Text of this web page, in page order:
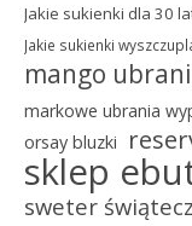
Jakie sukienki dla 30
Jakie sukienki
mango
markowe ubrania
orsay bluzki
sklep
sweter